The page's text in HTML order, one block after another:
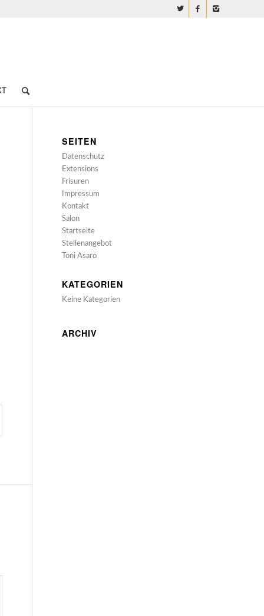
SEITEN
Datenschutz
Extensions
Frisuren
Impressum
Kontakt
Salon
Startseite
Stellenangebot
Toni Asaro
KATEGORIEN
Keine Kategorien
ARCHIV